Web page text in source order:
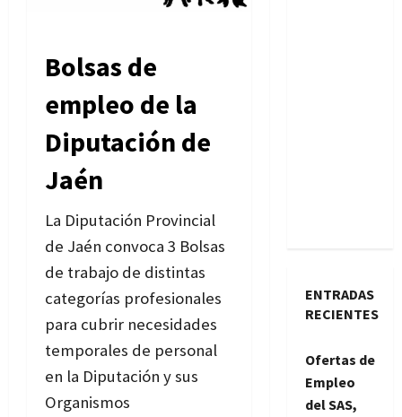
Bolsas de
empleo de la
Diputación de
Jaén
La Diputación Provincial
de Jaén convoca 3 Bolsas
de trabajo de distintas
categorías profesionales
para cubrir necesidades
temporales de personal
en la Diputación y sus
Organismos
ENTRADAS
RECIENTES
Ofertas de
Empleo
del SAS,